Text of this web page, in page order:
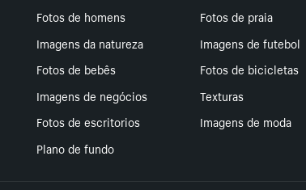
Fotos de homens
Fotos de praia
Imagens da natureza
Imagens de futebol
Fotos de bebês
Fotos de bicicletas
Imagens de negócios
Texturas
Fotos de escritorios
Imagens de moda
Plano de fundo